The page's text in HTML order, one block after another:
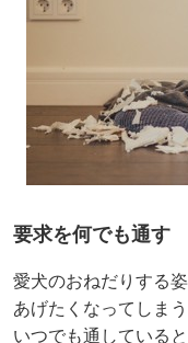
要求を何でも通す
愛犬のおねだりする
あげたくなってしま
いつでも通している